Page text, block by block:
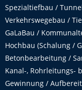
Spezialtiefbau /
Verkehrswegebau /
GaLaBau /
Hochbau (Schalung /
Betonbearbeitung /
Kanal-, Rohrleitungs-
Gewinnung /